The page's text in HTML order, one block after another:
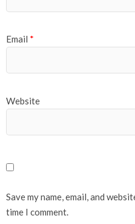
Email *
Website
Save my name, email, and
time I comment.